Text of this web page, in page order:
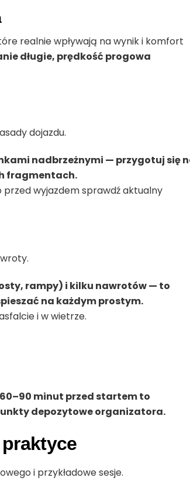
realnie wpływają na wynik i komfort
długie, prędkość progowa
dojazdu.
nadbrzeżnymi — przygotuj się
fragmentach.
wyjazdem sprawdź aktualny
rampy) i kilku nawrotów — to
na każdym prostym.
i w wietrze.
minut przed startem to
depozytowe organizatora.
i przykładowe sesje.